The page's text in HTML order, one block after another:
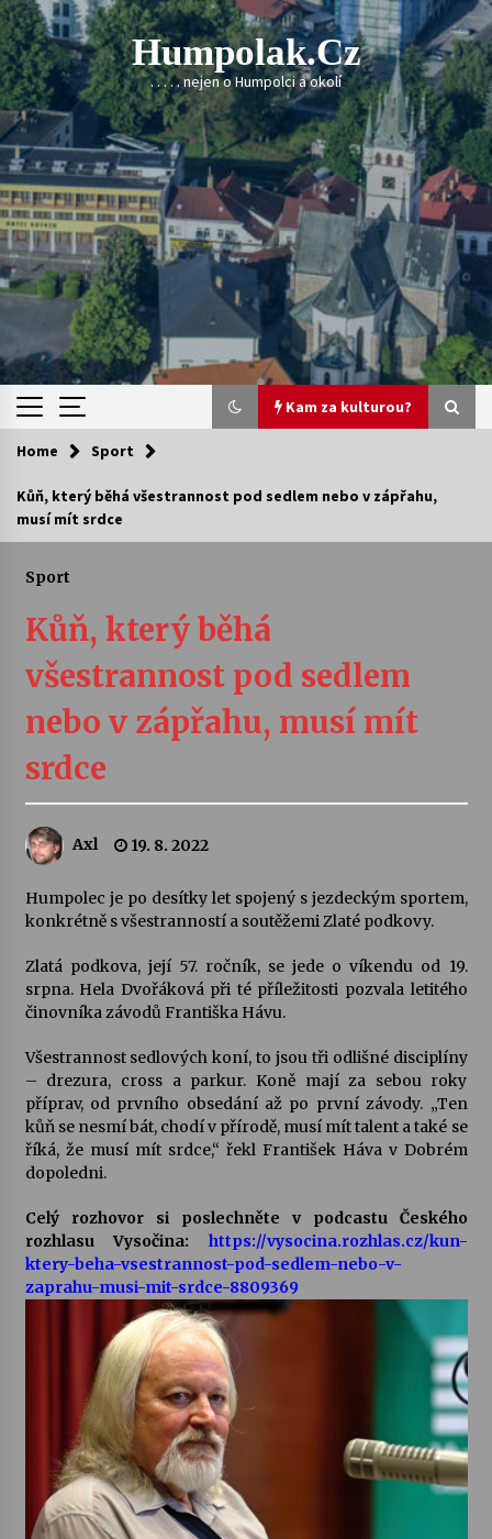
Skip
to
content
Humpolak.cz
. . . . . nejen o Humpolci a okolí
Kam za kulturou?
Kam za kulturou?
Vernisáž výstavy Josefíny Duškové: Stávám se
kapkou
30. 7. 2026
Veselí muzikanti
šedesátka: 28. 7.–1. 8. 2026
Letní koncerty ve Stromovce: Kolchoz a
28. 7. 2026
23. 7. 2026
Letní koncerty ve Stromovce: Rufus Miller
22. 7. 2026
Vysočinka
17. 7. 2026
Ozvěny prázdnin
14. 7. 2026
Za kulturou kousek za Humpolec. V Želivě ožije
odkaz Josefa Čapka
13. 7. 2026
Varhanní recitál Michala Novenka v Klášteře
Home Sport
Kůň, který běhá všestrannost pod sedlem nebo v zápřahu,
musí mít srdce
Sport
Kůň, který běhá
všestrannost pod sedlem
nebo v zápřahu, musí mít
srdce
Axl 19. 8. 2022
Humpolec je po desítky let spojený s jezdeckým sportem,
konkrétně s všestranností a soutěžemi Zlaté podkovy.
Zlatá podkova, její 57. ročník, se jede o víkendu od 19.
srpna. Hela Dvořáková při té příležitosti pozvala letitého
činovníka závodů Františka Hávu.
Všestrannost sedlových koní, to jsou tři odlišné disciplíny
– drezura, cross a parkur. Koně mají za sebou roky
příprav, od prvního obsedání až po první závody. „Ten
kůň se nesmí bát, chodí v přírodě, musí mít talent a také se
říká, že musí mít srdce,“ řekl František Háva v Dobrém
dopoledni.
Celý rozhovor si poslechněte v podcastu Českého
rozhlasu Vysočina: https://vysocina.rozhlas.cz/kun-
ktery-beha-vsestrannost-pod-sedlem-nebo-v-
zaprahu-musi-mit-srdce-8809369